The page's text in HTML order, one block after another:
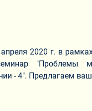
2020 г. в
"Проблемы
- 4". Предлагаем